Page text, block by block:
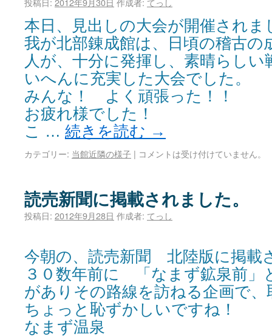
本日、見出しの大会が開催されま
我が北部錬成館は、日頃の稽古の
人が、十分に発揮し、素晴らし
いへんに充実した大会でした。
みんな！ よく頑張った！！
お疲れ様でした！
こ … 続きを読む →
カテゴリー: 当館近隣の様子 | コメントは受け付けていません。
読売新聞に掲載されました。
投稿日: 2012年9月28日 作成者: てっし
今朝の、読売新聞 北陸版に掲載
３０数年前に 「なまず鉱泉前
がありその路線を訪ねる企画で
ちょっと恥ずかしいで
なまず温泉